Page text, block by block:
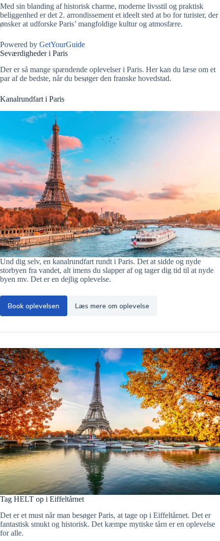
Med sin blanding af historisk charme, moderne livsstil og praktisk
beliggenhed er det 2. arrondissement et ideelt sted at bo for turister, der
ønsker at udforske Paris’ mangfoldige kultur og atmosfære.
Powered by GetYourGuide
Seværdigheder i Paris
Der er så mange spændende oplevelser i Paris. Her kan du læse om et
par af de bedste, når du besøger den franske hovedstad.
Kanalrundfart i Paris
Und dig selv, en kanalrundfart rundt i Paris. Det at sidde og nyde
storbyen fra vandet, alt imens du slapper af og tager dig tid til at nyde
byen mv. Det er en dejlig oplevelse.
Book oplevelsen Læs mere om oplevelse
Tag HELT op i Eiffeltårnet
Det er et must når man besøger Paris, at tage op i Eiffeltårnet. Det er
fantastisk smukt og historisk. Det kæmpe mytiske tårn er en oplevelse
for alle.